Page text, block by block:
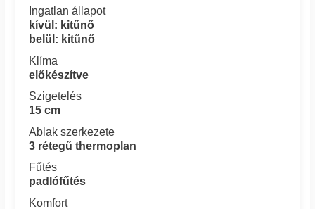
Ingatlan állapot
kívül: kitűnő
belül: kitűnő
Klíma
előkészítve
Szigetelés
15 cm
Ablak szerkezete
3 rétegű thermoplan
Fűtés
padlófűtés
Komfort